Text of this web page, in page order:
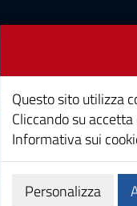
Bandi e selezioni
Questo sito utilizza
Cliccando su
Informativa sui
Personalizza